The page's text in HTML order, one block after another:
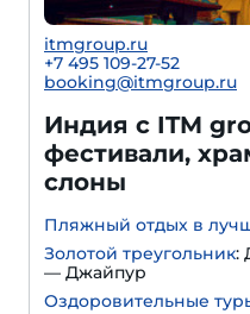
itmgroup.ru
+7 495 109-27-52
booking@itmgroup.ru
Индия с ITM
фестивали,
слоны
Пляжный отдых в
Золотой треугольник:
— Джайпур
Оздоровительные